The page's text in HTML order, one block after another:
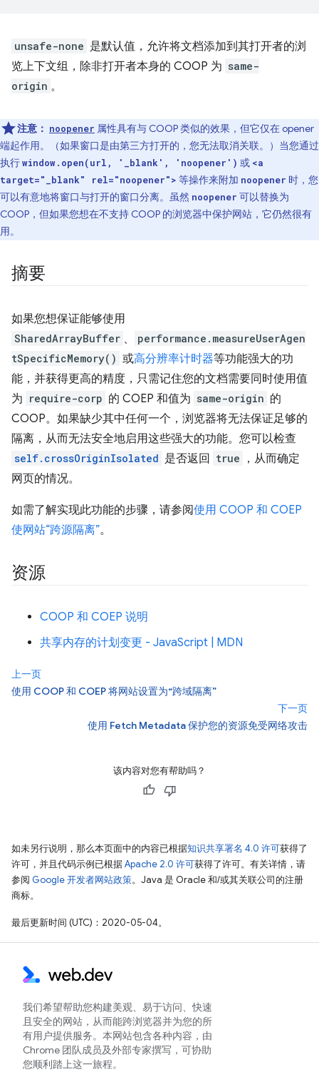
unsafe-none 是默认值，允许将文档添加到其打开者的浏
览上下文组，除非打开者本身的 COOP 为 same-
origin 。
注意： noopener 属性具有与 COOP 类似的效果，但它仅在 opener
端起作用。（如果窗口是由第三方打开的，您无法取消关联。）当您通过
执行window.open(url, '_blank', 'noopener') 或 <a
target="_blank" rel="noopener"> 等操作来附加 noopener 时，您
可以有意地将窗口与打开的窗口分离。虽然 noopener 可以替换为
COOP，但如果您想在不支持 COOP 的浏览器中保护网站，它仍然很有
用。
摘要
如果您想保证能够使用
SharedArrayBuffer 、
performance.measureUserAgen
tSpecificMemory() 或高分辨率计时器等功能强大的功
能，并获得更高的精度，只需记住您的文档需要同时使用值
为 require-corp 的 COEP 和值为 same-origin 的
COOP。如果缺少其中任何一个，浏览器将无法保证足够的
隔离，从而无法安全地启用这些强大的功能。您可以检查
self.crossOriginIsolated 是否返回 true
，从而确定
网页的情况。
如需了解实现此功能的步骤，请参阅使用 COOP 和 COEP
使网站“跨源隔离”。
资源
COOP 和 COEP 说明
共享内存的计划变更 - JavaScript | MDN
上一页
使用 COOP 和 COEP 将网站设置为“跨域隔离”
下一页
使用 Fetch Metadata 保护您的资源免受网络攻击
该内容对您有帮助吗？
如未另行说明，那么本页面中的内容已根据知识共享署名 4.0 许可获得了
许可，并且代码示例已根据Apache 2.0 许可获得了许可。有关详情，请
参阅 Google 开发者网站政策。Java 是 Oracle 和/或其关联公司的注册
商标。
最后更新时间 (UTC)：2020-05-04。
我们希望帮助您构建美观、易于访问、快速
且安全的网站，从而能跨浏览器并为您的所
有用户提供服务。本网站包含各种内容，由
Chrome 团队成员及外部专家撰写，可协助
您顺利踏上这一旅程。